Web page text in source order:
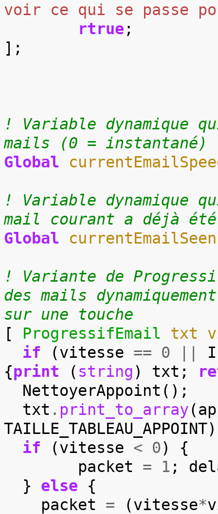
voir ce qui se passe
rtrue ;
];
! Variable dynamique
mails (0 = instantané)
Global
! Variable dynamique
mail courant a déjà
Global
currentEmailSeen
! Variante de
des mails
sur une touche
[
ProgressifEmail txt
if
(vitesse == 0
{print ( string) txt ;
NettoyerAppoint ();
txt . print_to_array(
TAILLE_TABLEAU_APPOINT
if
(vitesse < 0)
{
packet
= 1 ;
}
else
{
packet
= (vitesse*